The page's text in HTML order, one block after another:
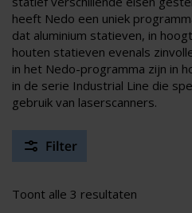
heeft Nedo een uniek
dat aluminium statieven, in
houten statieven evenals
in het Nedo-programma zijn in
in de serie Industrial Line die
gebruik van laserscanners.
Toont alle 3 resultaten